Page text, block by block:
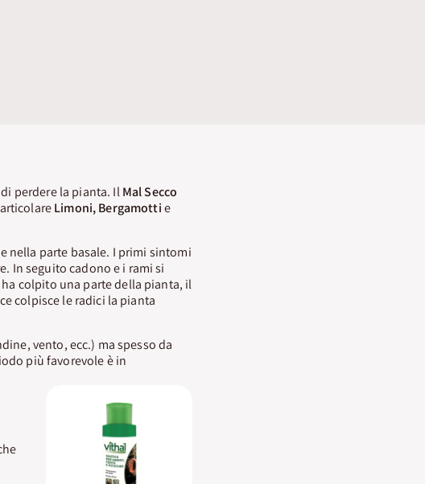
perdere la pianta. IlMal Secco
Limoni, Bergamottie
nella parte basale. I primi sintomi
In seguito cadono e i rami si
colpito una parte della pianta, il
colpisce le radici la pianta
vento, ecc.) ma spesso da
più favorevole è in